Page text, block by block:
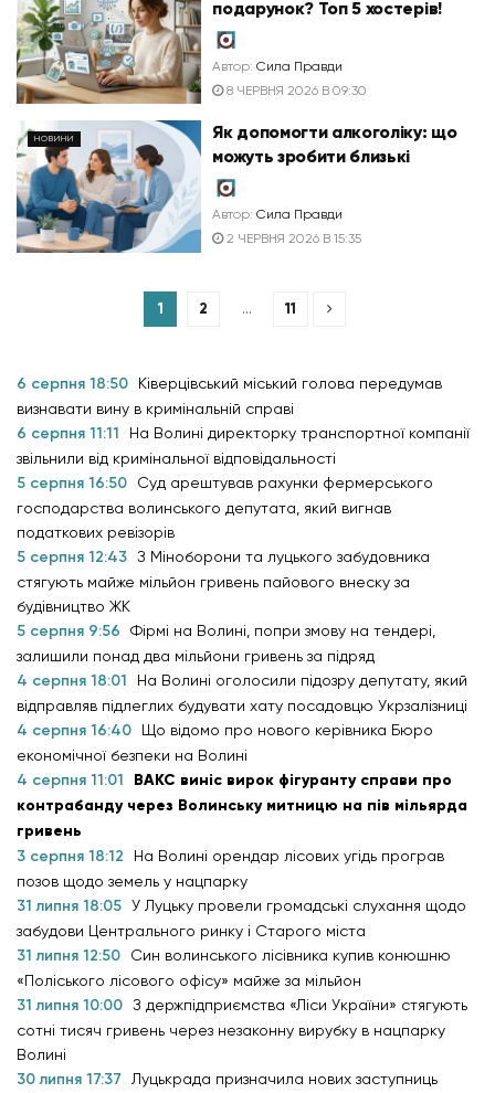
подарунок? Топ 5 хостерів!
Автор: Сила Правди
8 ЧЕРВНЯ 2026 В 09:30
НОВИНИ
Як допомогти алкоголіку: що
можуть зробити близькі
Автор: Сила Правди
2 ЧЕРВНЯ 2026 В 15:35
1 2 … 11
6 серпня 18:50
Ківерцівський міський голова передумав
визнавати вину в кримінальній справі
6 серпня 11:11
На Волині директорку транспортної компанії
звільнили від кримінальної відповідальності
5 серпня 16:50
Суд арештував рахунки фермерського
господарства волинського депутата, який вигнав
податкових ревізорів
5 серпня 12:43 З Міноборони та луцького забудовника
стягують майже мільйон гривень пайового внеску за
будівництво ЖК
5 серпня 9:56
Фірмі на Волині, попри змову на тендері,
залишили понад два мільйони гривень за підряд
4 серпня 18:01
На Волині оголосили підозру депутату, який
відправляв підлеглих будувати хату посадовцю Укрзалізниці
4 серпня 16:40
Що відомо про нового керівника Бюро
економічної безпеки на Волині
4 серпня 11:01
ВАКС виніс вирок фігуранту справи про
контрабанду через Волинську митницю на пів мільярда
гривень
3 серпня 18:12
На Волині орендар лісових угідь програв
позов щодо земель у нацпарку
31 липня 18:05 У Луцьку провели громадські слухання щодо
забудови Центрального ринку і Старого міста
31 липня 12:50
Син волинського лісівника купив конюшню
«Поліського лісового офісу» майже за мільйон
31 липня 10:00 З держпідприємства «Ліси України» стягують
сотні тисяч гривень через незаконну вирубку в нацпарку
Волині
30 липня 17:37
Луцькрада призначила нових заступниць